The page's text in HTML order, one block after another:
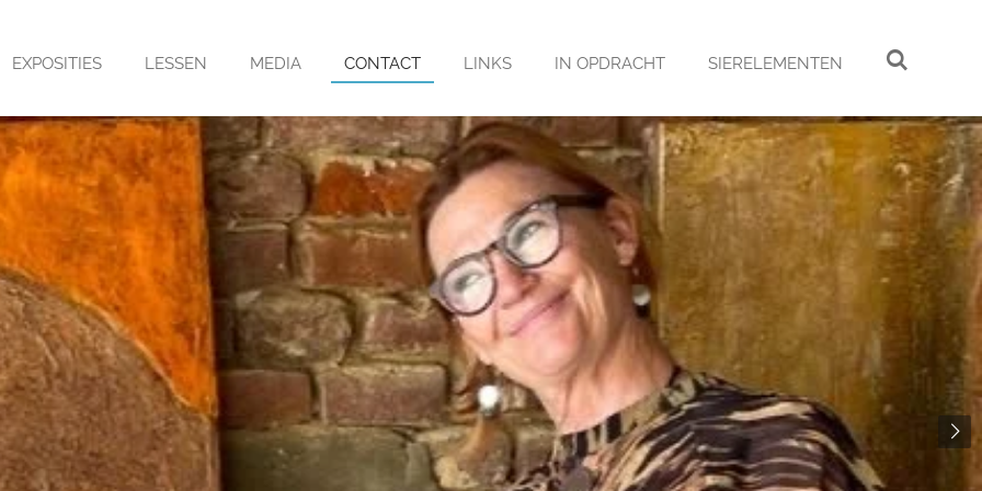
EXPOSITIES LESSEN MEDIA CONTACT LINKS IN OPDRACHT SIERELEMENTEN